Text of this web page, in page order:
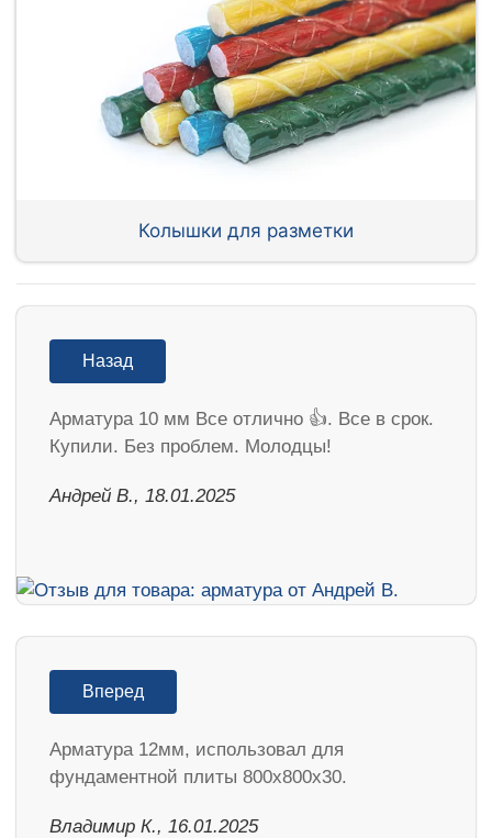
Колышки для разметки
Назад
Арматура 10 мм Все отлично 👍. Все в срок.
Купили. Без проблем. Молодцы!
Андрей В., 18.01.2025
Вперед
Арматура 12мм, использовал для
фундаментной плиты 800х800х30.
Владимир К., 16.01.2025